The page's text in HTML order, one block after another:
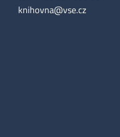
knihovna@vse.cz